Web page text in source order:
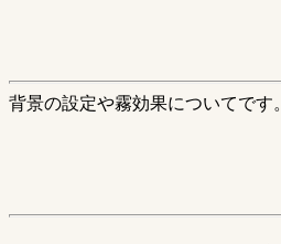
背景の設定や霧効果についてです。